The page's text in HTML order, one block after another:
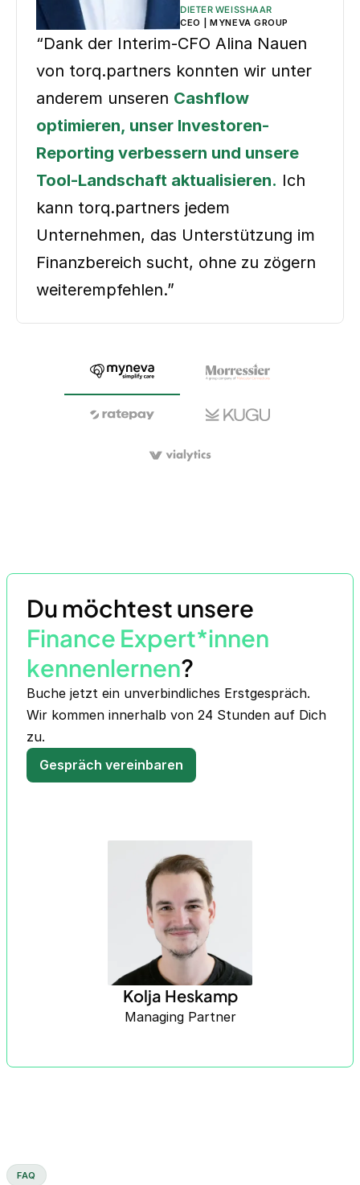
DIETER WEISSHAAR
CEO | MYNEVA GROUP
“Dank der Interim-CFO Alina Nauen
von torq.partners konnten wir unter
anderem unseren Cashflow
optimieren, unser Investoren-
Reporting verbessern und unsere
Tool-Landschaft aktualisieren. Ich
kann torq.partners jedem
Unternehmen, das Unterstützung im
Finanzbereich sucht, ohne zu zögern
weiterempfehlen.”
Du möchtest unsere
Finance Expert*innen
kennenlernen?
Buche jetzt ein unverbindliches Erstgespräch.
Wir kommen innerhalb von 24 Stunden auf Dich
zu.
Gespräch vereinbaren
Kolja Heskamp
Managing Partner
FAQ